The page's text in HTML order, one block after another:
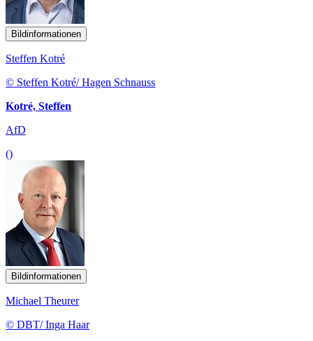
Bildinformationen
Steffen Kotré
© Steffen Kotré/ Hagen Schnauss
Kotré, Steffen
AfD
()
Bildinformationen
Michael Theurer
© DBT/ Inga Haar